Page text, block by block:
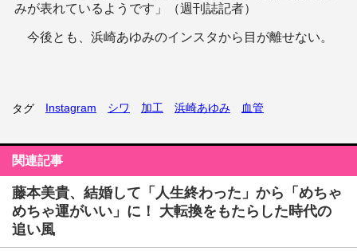
みが表れているようです」（週刊誌記者）
今後とも、浜崎あゆみのインスタから目が離せない。
タグ Instagram シワ 加工 浜崎あゆみ 血管
関連記事
藤本美貴、結婚して「人生終わった」から「めちゃ
めちゃ運がいい」に！ 大転換をもたらした時代の
追い風